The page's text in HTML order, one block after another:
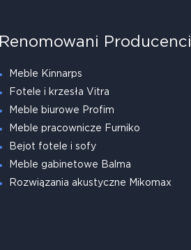
Renomowani Producenci
Meble Kinnarps
Fotele i krzesła Vitra
Meble biurowe Profim
Meble pracownicze Furniko
Bejot fotele i sofy
Meble gabinetowe Balma
Rozwiązania akustyczne Mikomax